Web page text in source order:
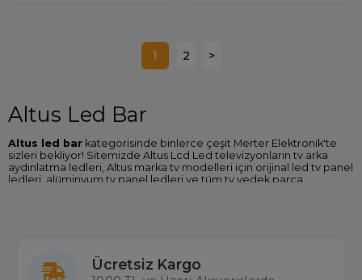
1 2 >
Altus Led Bar
Altus led bar kategorisinde binlerce çeşit Merter Elektronik'te
sizleri bekliyor! Sitemizde Altus Lcd Led televizyonların tv arka
aydınlatma ledleri, Altus marka tv modelleri için orijinal led tv panel
ledleri, alüminyum tv panel ledleri ve tüm tv yedek parça
avantajıyla elektronik malzeme ve tv yedek parçalarında
Türkiye’nin en büyük tedarikçilerinden biridir.
Ücretsiz Kargo